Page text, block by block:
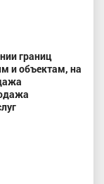
границ
и объектам, на